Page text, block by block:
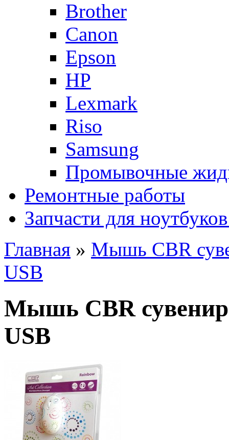
Brother
Canon
Epson
HP
Lexmark
Riso
Samsung
Промывочные
Ремонтные работы
Запчасти для
Главная » Мышь CBR
USB
Мышь CBR
USB